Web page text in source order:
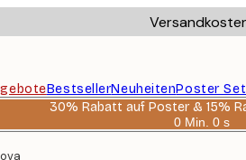
BestsellerNeuheitenPoster Set
30% Rabatt auf Poster & 15%
0 Min. 0 s
Gültig